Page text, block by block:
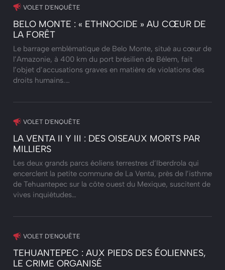
VOLET D'ENQUÊTE
BELO MONTE : « ETHNOCIDE » AU CŒUR DE
LA FORÊT
Le barrage emblématique de Belo Monte, situé au cœur de
l’Amazonie, à 400 km du port brésilien de Bélem, fait
l’objet d’accusations graves en matière de violations des
droits humains.…
VOLET D'ENQUÊTE
LA VENTA II Y III : DES OISEAUX MORTS PAR
MILLIERS
Les deux grands parcs éoliens terrestres d’Iberdrola qui
encerclent la petite commune de La Venta, près de l’isthme
de Tehuantepec sur la côte ouest du Mexique, suscitent de
vives inquiétudes…
VOLET D'ENQUÊTE
TEHUANTEPEC : AUX PIEDS DES ÉOLIENNES,
LE CRIME ORGANISÉ